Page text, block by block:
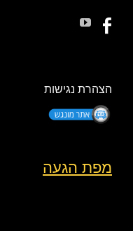
הצהרת נגישות
מפת הגעה